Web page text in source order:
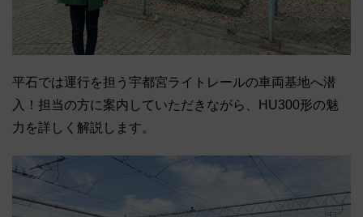
平石では運行を担う宇都宮ライトレールの車両基地へ潜
入！担当の方に案内していただきながら、HU300形の魅
力を詳しく解説します。